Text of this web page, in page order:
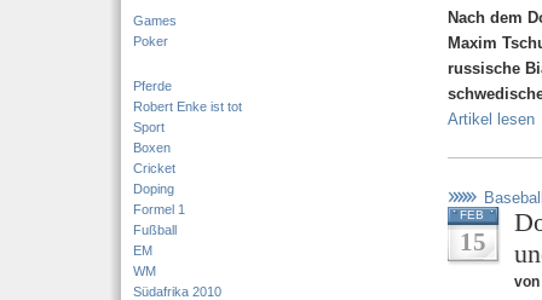
Games
Poker
Pferde
Robert Enke ist tot
Sport
Boxen
Cricket
Doping
Formel 1
Fußball
EM
WM
Südafrika 2010
Nach dem
Maxim
russische
Artikel lesen
FEB
15